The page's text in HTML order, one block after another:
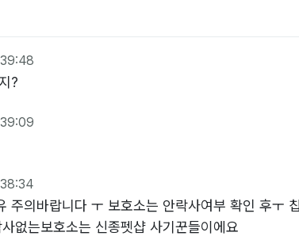
?
주의바랍니다 ㅜ 보호소는 안락사여부 확인 후ㅜ
없는보호소는 신종펫샵 사기꾼들이에요